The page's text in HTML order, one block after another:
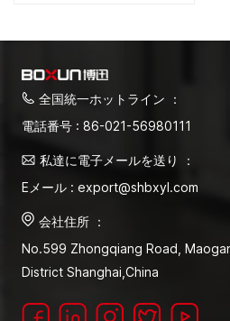
全国統一ホットライン ：
電話番号 : 86-021-56980111
私達に電子メールを送り ：
Eメール : export@shbxyl.com
会社住所 ：
No.599 Zhongqiang Road,
District Shanghai,China